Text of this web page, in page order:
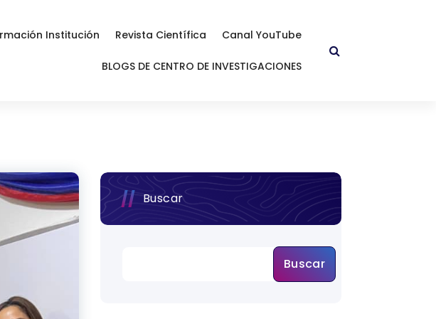
Institución Revista Científica Canal YouTube
BLOGS DE CENTRO DE INVESTIGACIONES
Buscar
Buscar